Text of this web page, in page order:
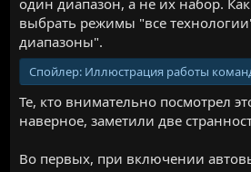
выбрать режимы "все
диапазоны".
Спойлер: Иллюстрация работы
Те, кто внимательно посмотрел
наверное, заметили две
Во первых, при включении